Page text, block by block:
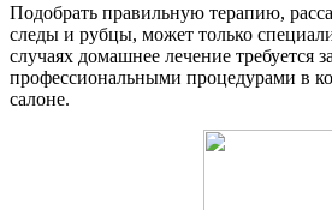
Подобрать правильную терапию,
следы и рубцы, может только
случаях домашнее лечение требуется
профессиональными процедурами в
салоне.